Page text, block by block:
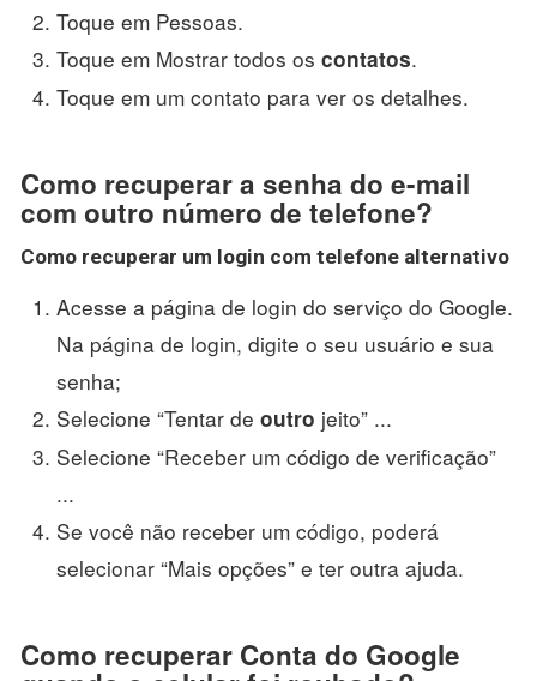
Toque em Pessoas.
Toque em Mostrar todos os contatos.
Toque em um contato para ver os detalhes.
Como recuperar a senha do e-mail
com outro número de telefone?
Como recuperar um login com telefone alternativo
Acesse a página de login do serviço do Google.
Na página de login, digite o seu usuário e sua
senha;
Selecione “Tentar de outro jeito” ...
Selecione “Receber um código de verificação”
...
Se você não receber um código, poderá
selecionar “Mais opções” e ter outra ajuda.
Como recuperar Conta do Google